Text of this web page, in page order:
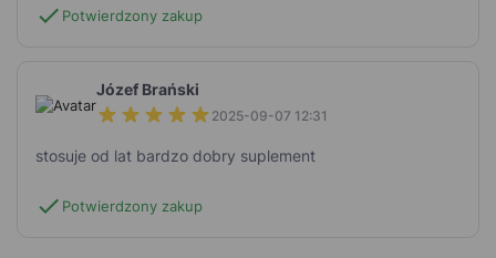
check Potwierdzony zakup
Józef Brański
2025-09-07 12:31
stosuje od lat bardzo dobry suplement
check Potwierdzony zakup